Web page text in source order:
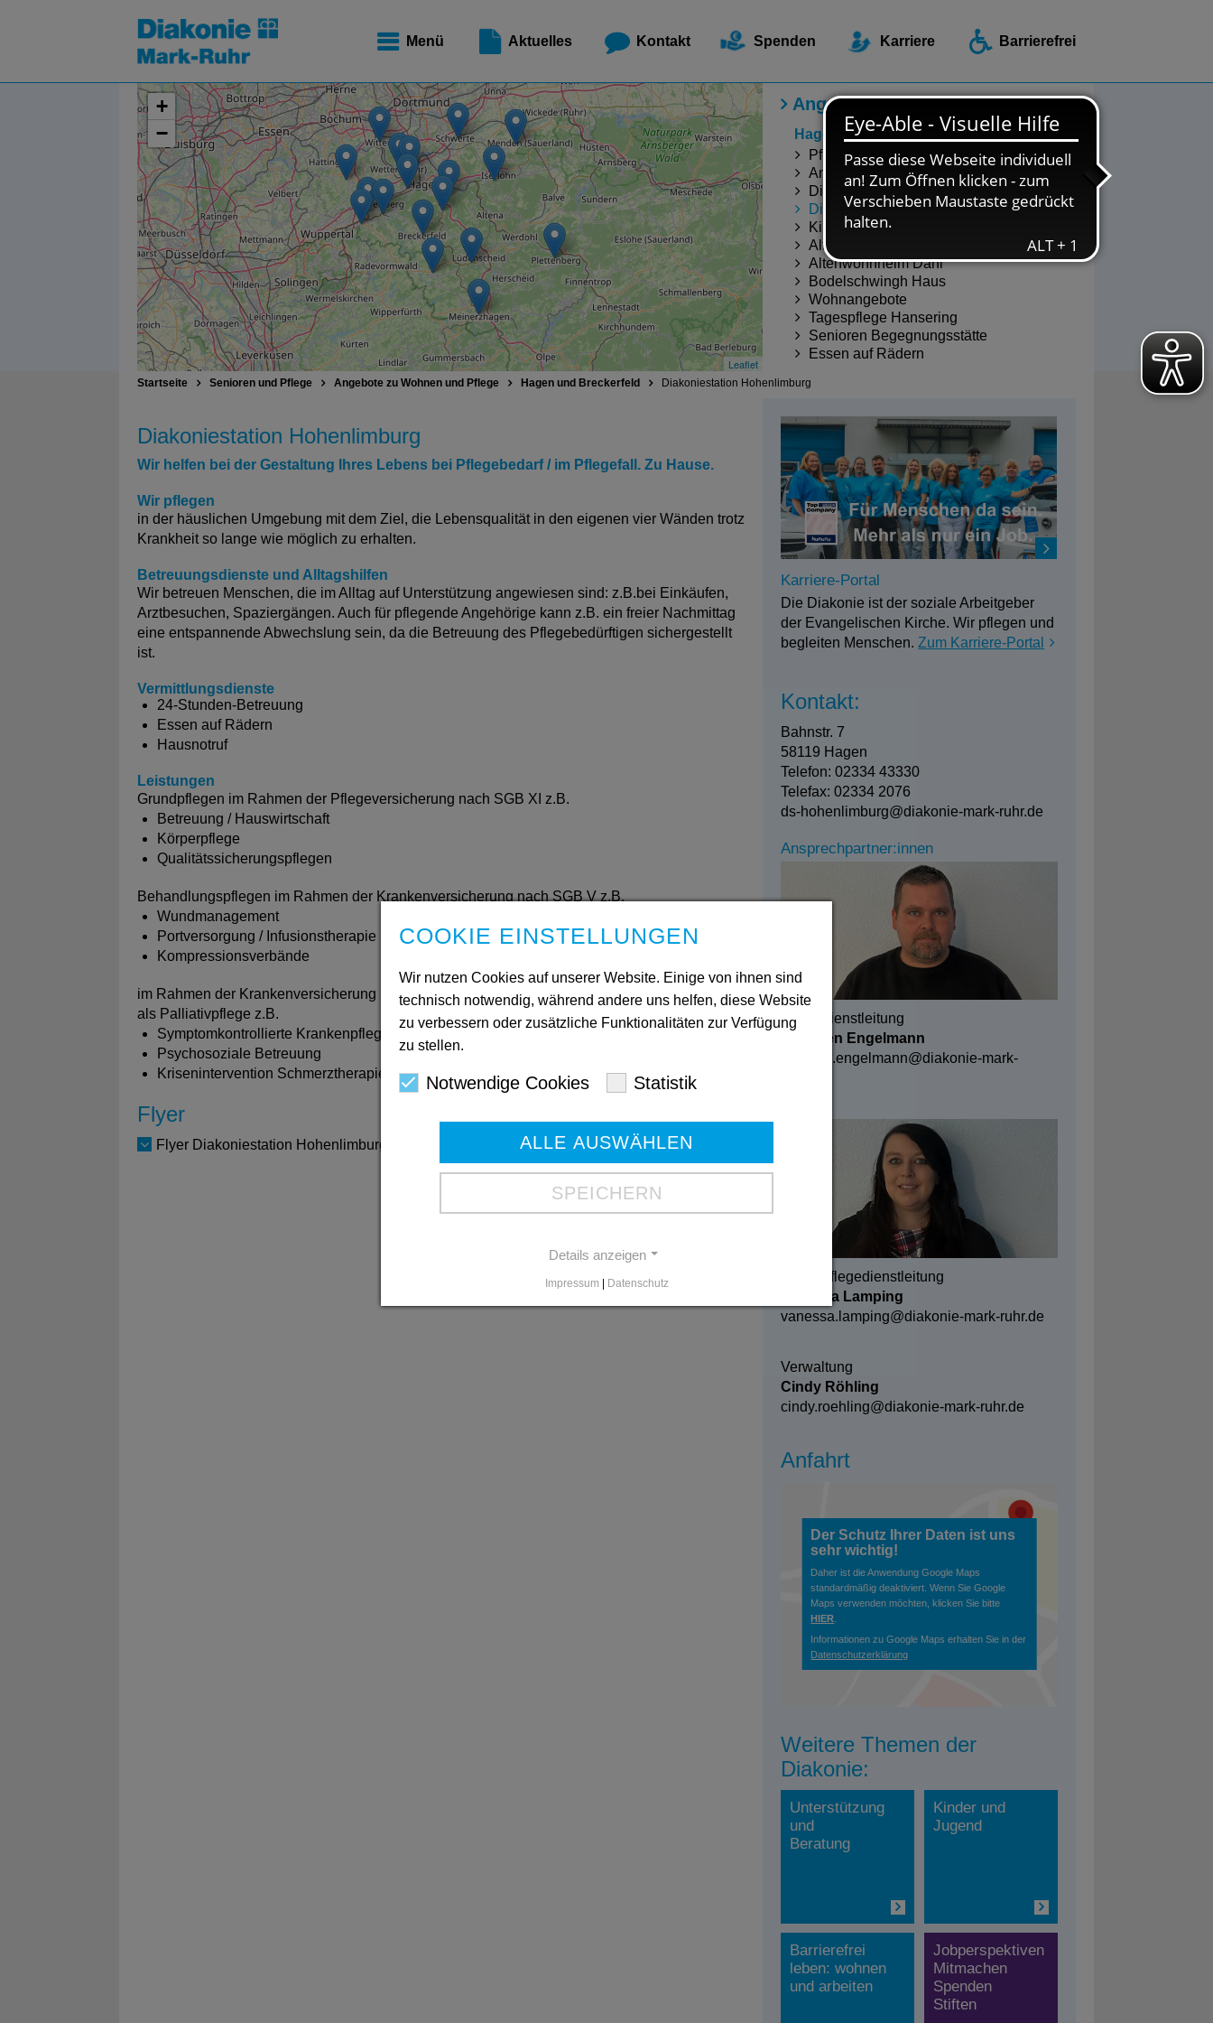
Menü Aktuelles Kontakt Spenden Karriere Barrierefrei
Meldestellen / Beratungsstellen
+
−
Leaflet
Angebote zu Wohnen und Pflege
Hagen und Breckerfeld
Pflegeberatung
Ambulanter Hospizdienst DaSein
Diakoniestation Hagen
Diakoniestation Hohenlimburg
Kirchlicher Pflegedienst Breckerfeld
Altenzentrum St. Jakobus
Altenwohnheim Dahl
Bodelschwingh Haus
Wohnangebote
Tagespflege Hansering
Senioren Begegnungsstätte
Essen auf Rädern
zurück
Startseite Senioren und Pflege Angebote zu Wohnen und Pflege Hagen und Breckerfeld Diakoniestation Hohenlimburg
Diakoniestation Hohenlimburg
Wir helfen bei der Gestaltung Ihres Lebens bei Pflegebedarf / im Pflegefall. Zu Hause.
Wir pflegen
in der häuslichen Umgebung mit dem Ziel, die Lebensqualität in den eigenen vier Wänden trotz
Krankheit so lange wie möglich zu erhalten.
Betreuungsdienste und Alltagshilfen
Wir betreuen Menschen, die im Alltag auf Unterstützung angewiesen sind: z.B.bei Einkäufen,
Arztbesuchen, Spaziergängen. Auch für pflegende Angehörige kann z.B. ein freier Nachmittag
eine entspannende Abwechslung sein, da die Betreuung des Pflegebedürftigen sichergestellt
ist.
Vermittlungsdienste
24-Stunden-Betreuung
Essen auf Rädern
Hausnotruf
Leistungen
Grundpflegen im Rahmen der Pflegeversicherung nach SGB XI z.B.
Betreuung / Hauswirtschaft
Körperpflege
Qualitätssicherungspflegen
Behandlungspflegen im Rahmen der Krankenversicherung nach SGB V z.B.
Wundmanagement
Portversorgung / Infusionstherapie
Kompressionsverbände
im Rahmen der Krankenversicherung nach SGB V und/oder der Pflegeversicherung SGB XI
als Palliativpflege z.B.
Symptomkontrollierte Krankenpflege
Psychosoziale Betreuung
Krisenintervention Schmerztherapie
Flyer
Flyer Diakoniestation Hohenlimburg
Karriere-Portal
Die Diakonie ist der soziale Arbeitgeber
der Evangelischen Kirche. Wir pflegen und
begleiten Menschen.Zum Karriere-Portal
Kontakt:
Bahnstr. 7
58119 Hagen
Telefon: 02334 43330
Telefax: 02334 2076
ds-hohenlimburg@diakonie-mark-ruhr.de
Ansprechpartner:innen
Pflegedienstleitung
Thorsten Engelmann
thorsten.engelmann@diakonie-mark-
stellv. Pflegedienstleitung
Vanessa Lamping
vanessa.lamping@diakonie-mark-ruhr.de
Verwaltung
Cindy Röhling
cindy.roehling@diakonie-mark-ruhr.de
Anfahrt
Der Schutz Ihrer Daten ist uns
sehr wichtig!
Daher ist die Anwendung Google Maps
standardmäßig deaktiviert. Wenn Sie Google
Maps verwenden möchten, klicken Sie bitte
HIER
Informationen zu Google Maps erhalten Sie in der
Datenschutzerklärung
Weitere Themen der
Diakonie:
Unterstützung
und
Beratung
Kinder und
Jugend
Barrierefrei
leben: wohnen
und arbeiten
Jobperspektiven
Mitmachen
Spenden
Stiften
COOKIE EINSTELLUNGEN
Wir nutzen Cookies auf unserer Website. Einige von ihnen sind
technisch notwendig, während andere uns helfen, diese Website
zu verbessern oder zusätzliche Funktionalitäten zur Verfügung
zu stellen.
Notwendige Cookies Statistik
ALLE AUSWÄHLEN
SPEICHERN
Details anzeigen
Impressum Datenschutz